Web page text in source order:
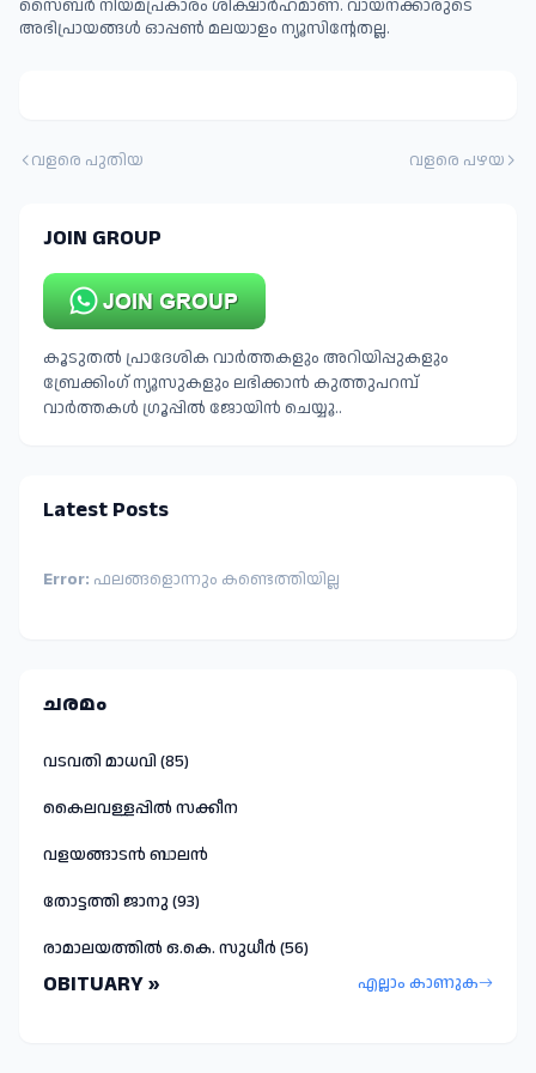
സൈബര്‍ നിയമപ്രകാരം ശിക്ഷാര്‍ഹമാണ്. വായനക്കാരുടെ
അഭിപ്രായങ്ങള്‍ ഓപ്പൺ മലയാളം ന്യൂസിന്റേതല്ല.
വളരെ പുതിയ വളരെ പഴയ
JOIN GROUP
കൂടുതൽ പ്രാദേശിക വാർത്തകളും അറിയിപ്പുകളും
ബ്രേക്കിംഗ് ന്യൂസുകളും ലഭിക്കാൻ കുത്തുപറമ്പ്
വാർത്തകൾ ഗ്രൂപ്പിൽ ജോയിൻ ചെയ്യൂ..
Latest Posts
Error: ഫലങ്ങളൊന്നും കണ്ടെത്തിയില്ല
ചരമം
വടവതി മാധവി (85)
കൈലവള്ളപ്പിൽ സക്കീന
വളയങ്ങാടൻ ബാലൻ
തോട്ടത്തി ജാനു (93)
രാമാലയത്തിൽ ഒ.കെ. സുധീർ (56)
OBITUARY » എല്ലാം കാണുക